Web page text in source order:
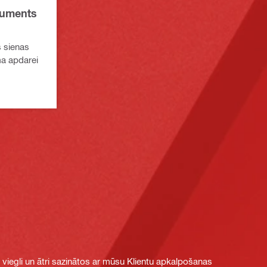
sienas
apdarei
un ātri sazinātos ar mūsu Klientu apkalpošanas